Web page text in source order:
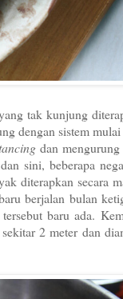
tak kunjung
dengan sistem
dan mengurung
sini, beberapa
diterapkan secara
berjalan bulan
baru ada.
2 meter dan